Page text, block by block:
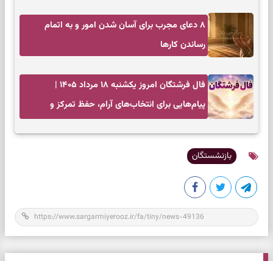
۸ دعای مجرب برای آسان شدن امور و به اتمام
رساندن کار‌ها
فال فرشتگان امروز یکشنبه ۱۸ مرداد ۱۴۰۵ |
پیام‌هایی برای انتخاب‌های آرام، حفظ تمرکز و
بازنشستگان